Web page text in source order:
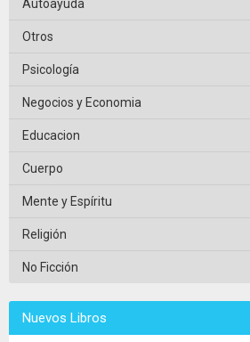
Autoayuda
Otros
Psicología
Negocios y Economia
Educacion
Cuerpo
Mente y Espíritu
Religión
No Ficción
Nuevos Libros